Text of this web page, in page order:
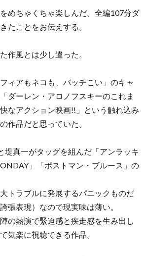
めちゃくちゃ楽しんだ。全編107分ダ
たことをお伝えする。
作風とは少し違った。
ィアもネコも、バッチこい」のキャ
ダーレン・アロノフスキーのこれま
なアクション映画!!」という触れ込み
作品だと思っていた。
堤真一がタッグを組んだ「アンラッキ
」「ポストマン・ブルース」の
トラブルに発展するパニックものだ
張表現）なので現実味は薄い。
の熱演で緊迫感と疾走感を生み出し
気楽に視聴できる作品。